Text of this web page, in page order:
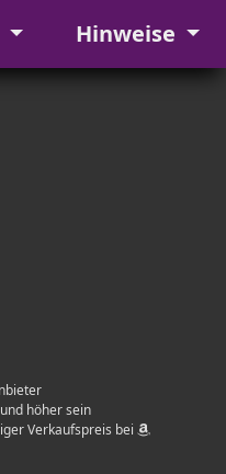
Hinweise
höher sein
Verkaufspreis bei